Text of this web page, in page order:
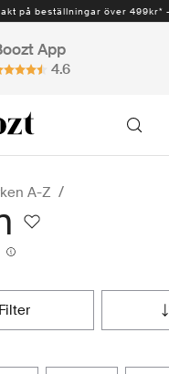
på beställningar över 499kr*
leverans 1-2 vardagar* -
App
4.6
A-Z
filter